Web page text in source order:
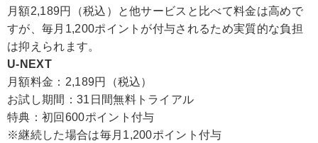
月額2,189円（税込）と他サービスと比べて料金は高めで
すが、毎月1,200ポイントが付与されるため実質的な負担
は抑えられます。
U-NEXT
月額料金：2,189円（税込）
お試し期間：31日間無料トライアル
特典：初回600ポイント付与
※継続した場合は毎月1,200ポイント付与